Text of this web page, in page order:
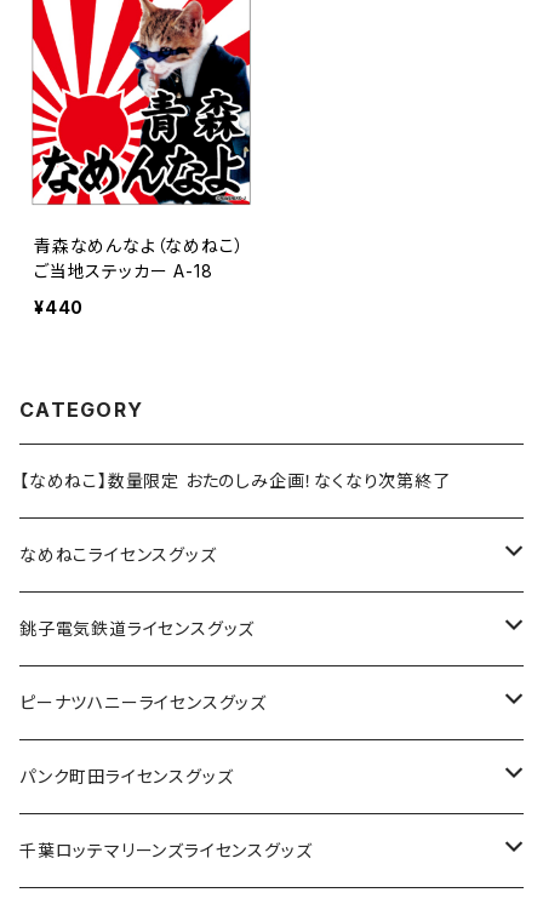
青森なめんなよ（なめねこ）
ご当地ステッカー A-18
¥440
CATEGORY
【なめねこ】数量限定 おたのしみ企画！なくなり次第終了
なめねこライセンスグッズ
Tシャツ
キャップ
ステッカー
缶バッジ
銚子電気鉄道ライセンスグッズ
ステッカー
缶バッジ
アクリルキーホルダー
ピーナツハニーライセンスグッズ
Tシャツ
キャップ
パンク町田ライセンスグッズ
Tシャツ
千葉ロッテマリーンズライセンスグッズ